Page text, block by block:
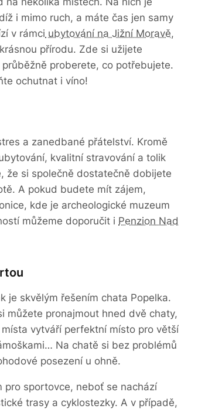
i mimo ruch, a máte čas jen samy
v rámci ubytování na Jižní Moravě,
přírodu. Zde si užijete
proberete, co potřebujete.
ochutnat i víno!
a zanedbané přátelství. Kromě
kvalitní stravování a tolik
že si společně dostatečně dobijete
A pokud budete mít zájem,
kde je archeologické muzeum
můžeme doporučit i Penzion Nad
je skvělým řešením chata Popelka.
můžete pronajmout hned dvě chaty,
vytváří perfektní místo pro větší
Na chatě si bez problémů
posezení u ohně.
pro sportovce, neboť se nachází
trasy a cyklostezky. A v případě,